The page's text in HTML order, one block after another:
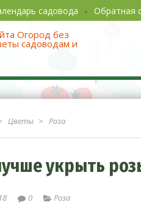
садовода Обратная
хлопот.
Цветы Роза
укрыть
0 Роза